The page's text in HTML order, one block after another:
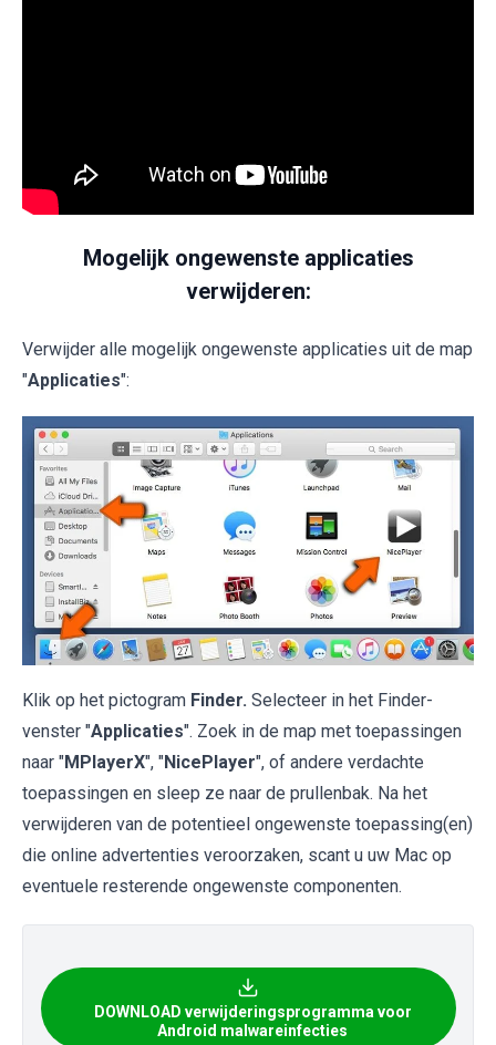
Mogelijk ongewenste applicaties
verwijderen:
Verwijder alle mogelijk ongewenste applicaties uit de map
"Applicaties":
Klik op het pictogram Finder. Selecteer in het Finder-
venster "Applicaties". Zoek in de map met toepassingen
naar "MPlayerX", "NicePlayer", of andere verdachte
toepassingen en sleep ze naar de prullenbak. Na het
verwijderen van de potentieel ongewenste toepassing(en)
die online advertenties veroorzaken, scant u uw Mac op
eventuele resterende ongewenste componenten.
DOWNLOAD verwijderingsprogramma voor
Android malwareinfecties